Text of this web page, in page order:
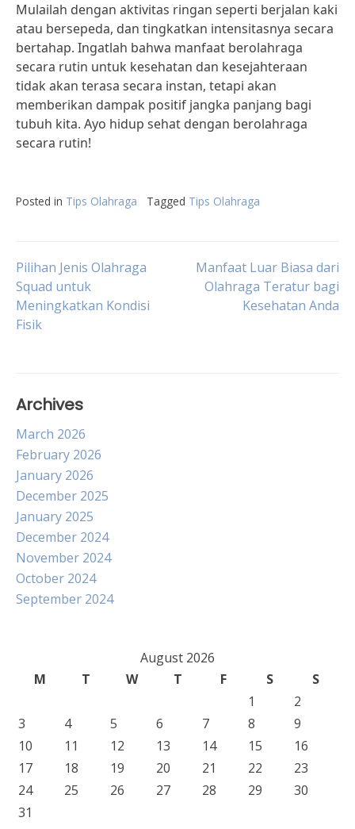
Mulailah dengan aktivitas ringan seperti berjalan kaki
atau bersepeda, dan tingkatkan intensitasnya secara
bertahap. Ingatlah bahwa manfaat berolahraga
secara rutin untuk kesehatan dan kesejahteraan
tidak akan terasa secara instan, tetapi akan
memberikan dampak positif jangka panjang bagi
tubuh kita. Ayo hidup sehat dengan berolahraga
secara rutin!
Posted in Tips Olahraga Tagged Tips Olahraga
Post
navigation
Pilihan Jenis Olahraga
Squad untuk
Meningkatkan Kondisi
Fisik
Manfaat Luar Biasa dari
Olahraga Teratur bagi
Kesehatan Anda
Archives
March 2026
February 2026
January 2026
December 2025
January 2025
December 2024
November 2024
October 2024
September 2024
August 2026
M
T W T F S
S
1
2
3
4 5 6 7 8
9
10
11 12 13 14 15
16
17
18 19 20 21 22
23
24
25 26 27 28 29
30
31